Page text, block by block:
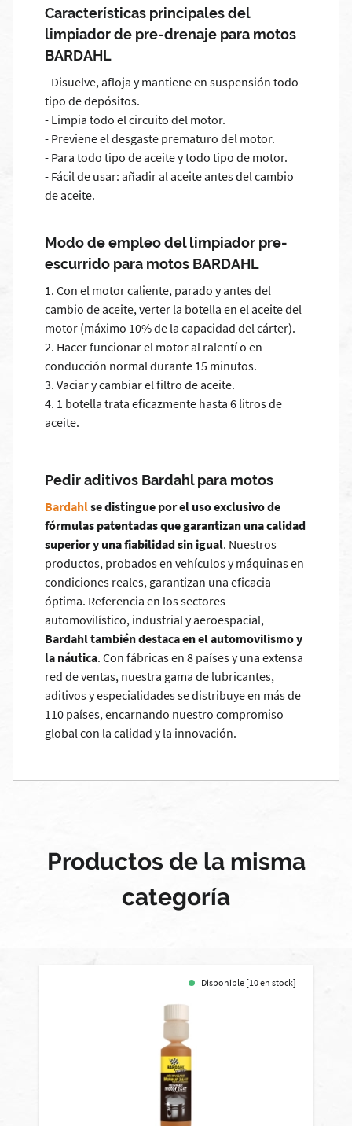
Características principales del
limpiador de pre-drenaje para motos
BARDAHL
- Disuelve, afloja y mantiene en suspensión todo
tipo de depósitos.
- Limpia todo el circuito del motor.
- Previene el desgaste prematuro del motor.
- Para todo tipo de aceite y todo tipo de motor.
- Fácil de usar: añadir al aceite antes del cambio
de aceite.
Modo de empleo del limpiador pre-
escurrido para motos BARDAHL
1. Con el motor caliente, parado y antes del
cambio de aceite, verter la botella en el aceite del
motor (máximo 10% de la capacidad del cárter).
2. Hacer funcionar el motor al ralentí o en
conducción normal durante 15 minutos.
3. Vaciar y cambiar el filtro de aceite.
4. 1 botella trata eficazmente hasta 6 litros de
aceite.
Pedir aditivos Bardahl para motos
Bardahlse distingue por el uso exclusivo de
fórmulas patentadas que garantizan una calidad
superior y una fiabilidad sin igual. Nuestros
productos, probados en vehículos y máquinas en
condiciones reales, garantizan una eficacia
óptima. Referencia en los sectores
automovilístico, industrial y aeroespacial,
Bardahl también destaca en el automovilismo y
la náutica. Con fábricas en 8 países y una extensa
red de ventas, nuestra gama de lubricantes,
aditivos y especialidades se distribuye en más de
110 países, encarnando nuestro compromiso
global con la calidad y la innovación.
Productos de la misma
categoría
Disponible [10 en stock]